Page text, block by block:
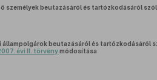
személyek beutazásáról és tartózkodásáról
állampolgárok beutazásáról és tartózkodásáról
évi II. törvénymódosítása